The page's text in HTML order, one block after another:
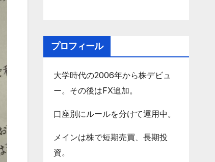
プロフィール
大学時代の2006年から株デビュ
ー。その後はFX追加。
口座別にルールを分けて運用中。
メインは株で短期売買、長期投
資。